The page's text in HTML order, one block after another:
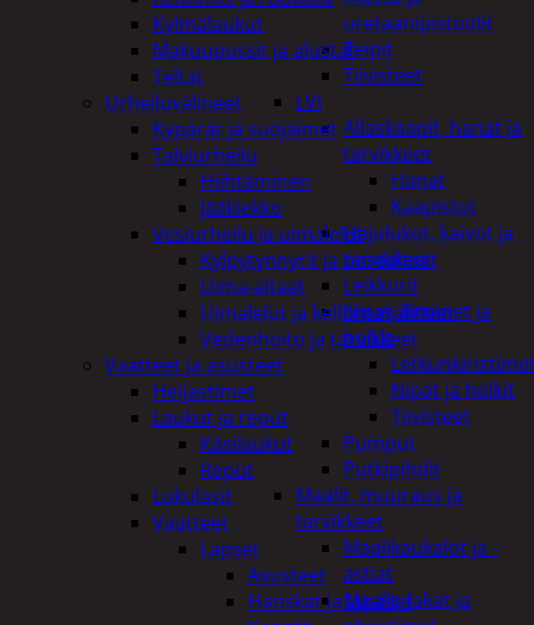
uretaanipistoolit
Teipit
Tiivisteet
LVI
Allaskaapit, hanat ja
tarvikkeet
Hanat
Kaapistot
Hajulukot, kaivot ja
tarvikkeet
Leikkurit
Nipat, liittimet ja
holkit
Nipat ja holkit
Tiivisteet
Pumput
Putkipihdit
Maalit, muuraus ja
tarvikkeet
Maalikaukalot ja -
astiat
Maalit, lakat ja
Kylmälaukut
Makuupussit ja alustat
Teltat
Urheiluvälineet
Kypärät ja suojaimet
Talviurheilu
Hiihtäminen
Jääkiekko
Vesiurheilu ja uimalelut
Kylpytynnyrit ja porealtaat
Uima-altaat
Uimalelut ja kelluntavälineet
Vedenhoito ja tarvikkeet
Vaatteet ja asusteet
Heijastimet
Laukut ja reput
Käsilaukut
Reput
Lukulasit
Vaatteet
Lapset
Asusteet
Hanskat ja lapaset